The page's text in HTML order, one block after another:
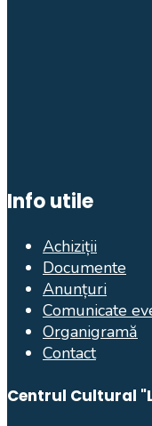
Info utile
Achiziții
Documente
Anunțuri
Comunicate
Organigramă
Contact
Centrul Cultural